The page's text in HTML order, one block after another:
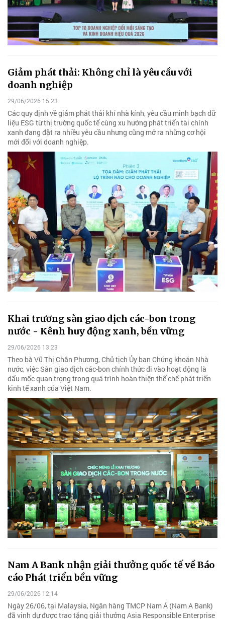
Giảm phát thải: Không chỉ là yêu cầu với
doanh nghiệp
29/06/2026 15:23
Các quy định về giảm phát thải khí nhà kính, yêu cầu minh bạch dữ
liệu ESG từ thị trường quốc tế cùng xu hướng phát triển tài chính
xanh đang đặt ra nhiều yêu cầu nhưng cũng mở ra những cơ hội
mới đối với doanh nghiệp.
Khai trương sàn giao dịch các-bon trong
nước - Kênh huy động xanh, bền vững
29/06/2026 13:23
Theo bà Vũ Thị Chân Phương, Chủ tịch Ủy ban Chứng khoán Nhà
nước, việc Sàn giao dịch các-bon chính thức đi vào hoạt động là
dấu mốc quan trọng trong quá trình hoàn thiện thể chế phát triển
kinh tế xanh của Việt Nam.
Nam A Bank nhận giải thưởng quốc tế về Báo
cáo Phát triển bền vững
29/06/2026 12:14
Ngày 26/06, tại Malaysia, Ngân hàng TMCP Nam Á (Nam A Bank)
đã vinh dự được trao tặng giải thưởng Asia Responsible Enterprise